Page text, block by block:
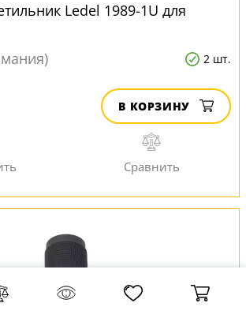
Ledel 1989-1U для
2 шт.
В КОРЗИНУ